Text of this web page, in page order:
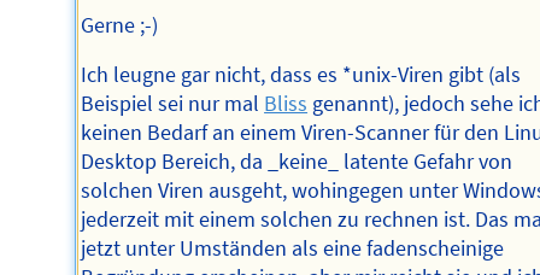
Gerne ;-)
Ich leugne gar nicht, dass es *unix-Viren gibt (als
Beispiel sei nur mal Bliss genannt), jedoch sehe
keinen Bedarf an einem Viren-Scanner für den
Desktop Bereich, da _keine_ latente Gefahr von
solchen Viren ausgeht, wohingegen unter
jederzeit mit einem solchen zu rechnen ist. Das
jetzt unter Umständen als eine fadenscheinige